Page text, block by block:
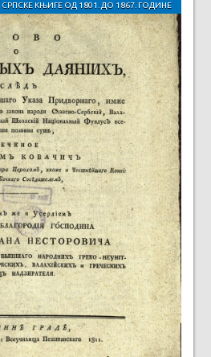
СРПСКЕ КЊИГЕ ОД 1801. ДО 1867. ГОДИНЕ